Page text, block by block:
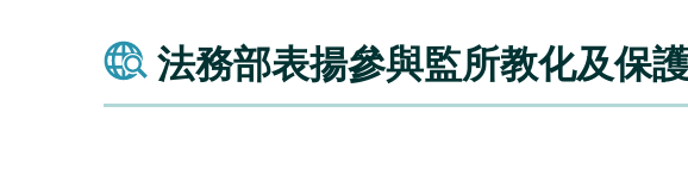
法務部表揚參與監所教化及保